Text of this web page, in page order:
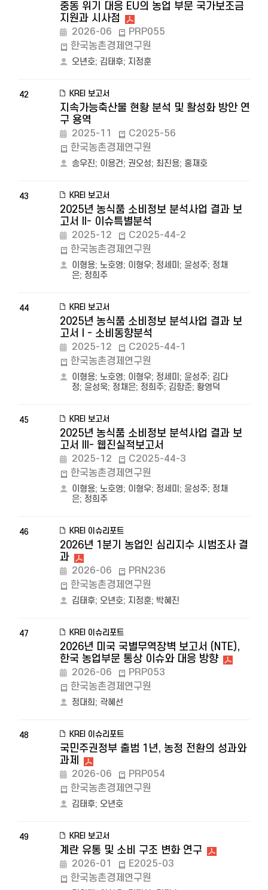
중동 위기 대응 EU의 농업 부문 국가보조금
지원과 시사점
2026-06
PRP055
한국농촌경제연구원
오년호; 김태후; 지정훈
42 KREI 보고서
지속가능축산물 현황 분석 및 활성화 방안 연
구 용역
2025-11
C2025-56
한국농촌경제연구원
송우진; 이용건; 권오성; 최진용; 홍재호
43 KREI 보고서
2025년 농식품 소비정보 분석사업 결과 보
고서 II- 이슈특별분석
2025-12
C2025-44-2
한국농촌경제연구원
이형용; 노호영; 이형우; 정세미 ; 윤성주; 정채
은; 정희주
44 KREI 보고서
2025년 농식품 소비정보 분석사업 결과 보
고서 I - 소비동향분석
2025-12
C2025-44-1
한국농촌경제연구원
이형용; 노호영; 이형우; 정세미 ; 윤성주; 김다
정; 윤성욱; 정채은; 정희주; 김항준; 황영덕
45 KREI 보고서
2025년 농식품 소비정보 분석사업 결과 보
고서 III- 웹진실적보고서
2025-12
C2025-44-3
한국농촌경제연구원
이형용; 노호영; 이형우; 정세미 ; 윤성주; 정채
은; 정희주
46 KREI 이슈리포트
2026년 1분기 농업인 심리지수 시범조사 결
과
2026-06
PRN236
한국농촌경제연구원
김태후; 오년호; 지정훈; 박혜진
47 KREI 이슈리포트
2026년 미국 국별무역장벽 보고서 (NTE),
한국 농업부문 통상 이슈와 대응 방향
2026-06
PRP053
한국농촌경제연구원
정대희 ; 곽혜선
48 KREI 이슈리포트
국민주권정부 출범 1년, 농정 전환의 성과와
과제
2026-06
PRP054
한국농촌경제연구원
김태후; 오년호
49 KREI 보고서
계란 유통 및 소비 구조 변화 연구
2026-01
E2025-03
한국농촌경제연구원